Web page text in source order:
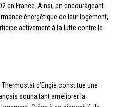
en France. Ainsi, en encourageant
énergétique de leur logement,
activement à la lutte contre le
d’Engie constitue une
souhaitant améliorer la